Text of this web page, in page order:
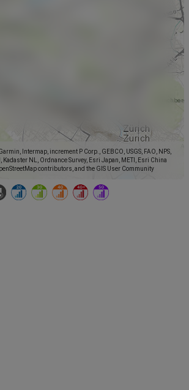
Intermap, increment P Corp., GEBCO, USGS, FAO, NPS,
Kadaster NL, Ordnance Survey, Esri Japan, METI, Esri China
contributors, and the GIS User Community